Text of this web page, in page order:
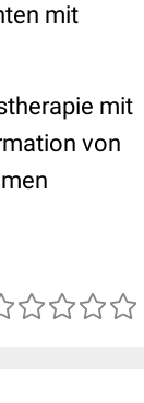
mit
mit
von